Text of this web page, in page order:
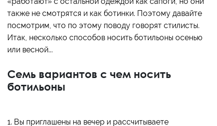
также не смотрятся и как ботинки. Поэтому давайте
посмотрим, что по этому поводу говорят стилисты.
Итак, несколько способов носить ботильоны осенью
или весной...
Семь вариантов с чем носить
ботильоны
1. Вы приглашены на вечер и рассчитываете